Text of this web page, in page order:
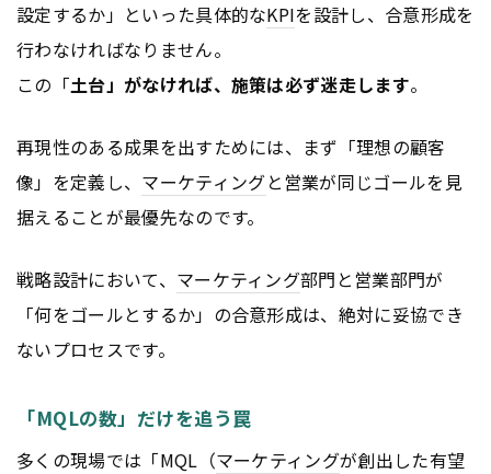
設定するか」といった具体的なKPIを設計し、合意形成を
行わなければなりません。
この「土台」がなければ、施策は必ず迷走します。
再現性のある成果を出すためには、まず「理想の顧客
像」を定義し、 マーケティングと営業が同じゴールを見
据えることが最優先なのです。
戦略設計において、 マーケティング部門と営業部門が
「何をゴールとするか」の合意形成は、絶対に妥協でき
ないプロセスです。
「MQLの数」だけを追う罠
多くの現場では「MQL（マーケティングが創出した有望